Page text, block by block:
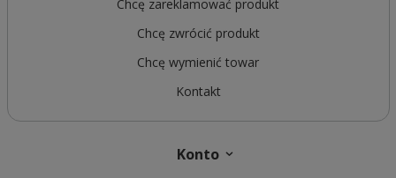
Chcę zareklamować produkt
Chcę zwrócić produkt
Chcę wymienić towar
Kontakt
Konto